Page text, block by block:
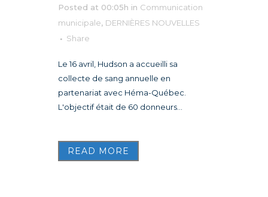
Posted at 00:05h in Communication
municipale, DERNIÈRES NOUVELLES
Share
Le 16 avril, Hudson a accueilli sa
collecte de sang annuelle en
partenariat avec Héma-Québec.
L'objectif était de 60 donneurs...
READ MORE